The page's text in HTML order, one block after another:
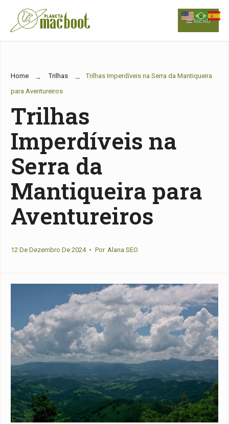
Skip
to
MENU
Home Trilhas
Trilhas Imperdíveis na Serra da Mantiqueira
para Aventureiros
Trilhas
Imperdíveis na
Serra da
Mantiqueira para
Aventureiros
12 De Dezembro De 2024 • Por Alana SEO